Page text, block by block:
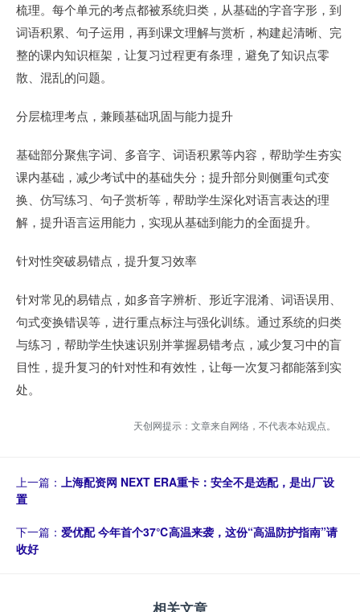
梳理。每个单元的考点都被系统归类，从基础的字音字形，到
词语积累、句子运用，再到课文理解与赏析，构建起清晰、完
整的课内知识框架，让复习过程更有条理，避免了知识点零
散、混乱的问题。
分层梳理考点，兼顾基础巩固与能力提升
基础部分聚焦字词、多音字、词语积累等内容，帮助学生夯实
课内基础，减少考试中的基础失分；提升部分则侧重句式变
换、仿写练习、句子赏析等，帮助学生深化对语言表达的理
解，提升语言运用能力，实现从基础到能力的全面提升。
针对性突破易错点，提升复习效率
针对常见的易错点，如多音字辨析、形近字混淆、词语误用、
句式变换错误等，进行重点标注与强化训练。通过系统的归类
与练习，帮助学生快速识别并掌握易错考点，减少复习中的盲
目性，提升复习的针对性和有效性，让每一次复习都能落到实
处。
天创网提示：文章来自网络，不代表本站观点。
上一篇： 上海配资网 NEXT ERA重卡：安全不是选配，是出厂设
置
下一篇： 爱优配 今年首个37℃高温来袭，这份“高温防护指南”请
收好
相关文章